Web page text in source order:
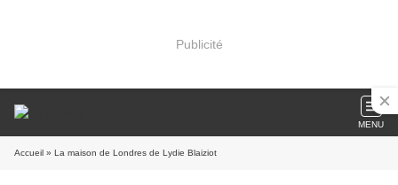
Publicité
MENU
Accueil » La maison de Londres de Lydie Blaiziot